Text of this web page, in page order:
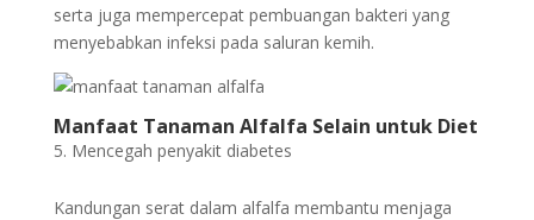
serta juga mempercepat pembuangan bakteri yang
menyebabkan infeksi pada saluran kemih.
Manfaat Tanaman Alfalfa Selain untuk Diet
Mencegah penyakit diabetes
Kandungan serat dalam alfalfa membantu menjaga